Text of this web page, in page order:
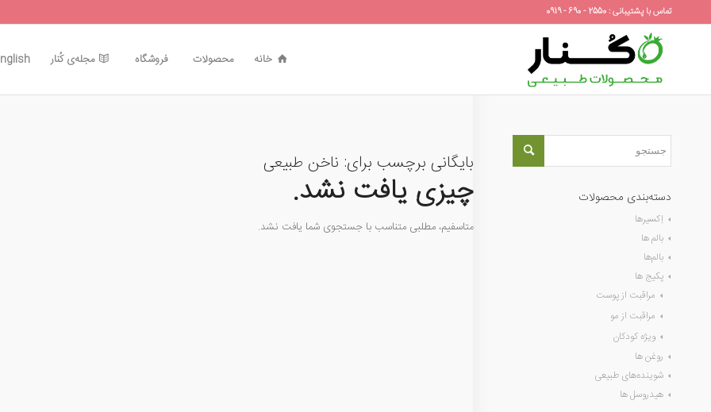
تماس با پشتیبانی : 2550 - 690 - 0919
خانه محصولات فروشگاه مجله‌ی کُنار
بایگانی برچسب برای: ناخن طبیعی
چیزی یافت نشد.
متاسفیم، مطلبی متناسب با جستجوی شما یافت نشد.
دسته‌بندی محصولات
اِکسیرها
بالم ها
بالم‌ها
پکیج ها
مراقبت از پوست
مراقبت از مو
ویژه کودکان
روغن ها
شوینده‌های طبیعی
هیدروسل ها